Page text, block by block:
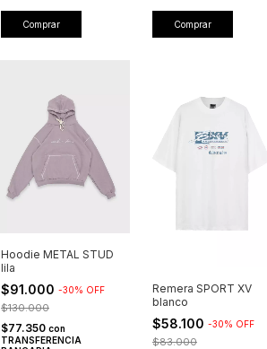
Comprar Comprar
Hoodie METAL STUD
lila
$91.000 -30% OFF
$130.000
$77.350 con
TRANSFERENCIA
Remera SPORT XV
blanco
$58.100 -30% OFF
$83.000